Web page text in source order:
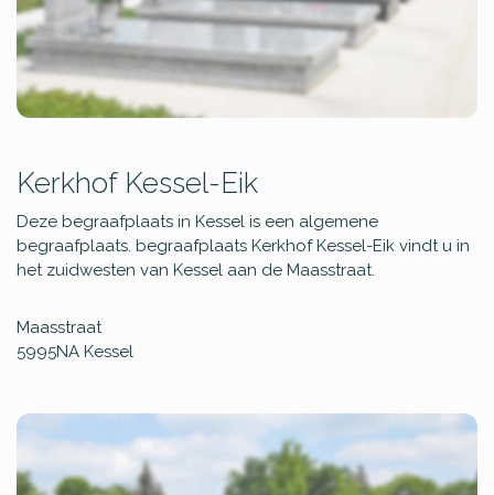
Kerkhof Kessel-Eik
Deze begraafplaats in Kessel is een algemene
begraafplaats. begraafplaats Kerkhof Kessel-Eik vindt u in
het zuidwesten van Kessel aan de Maasstraat.
Maasstraat
5995NA Kessel